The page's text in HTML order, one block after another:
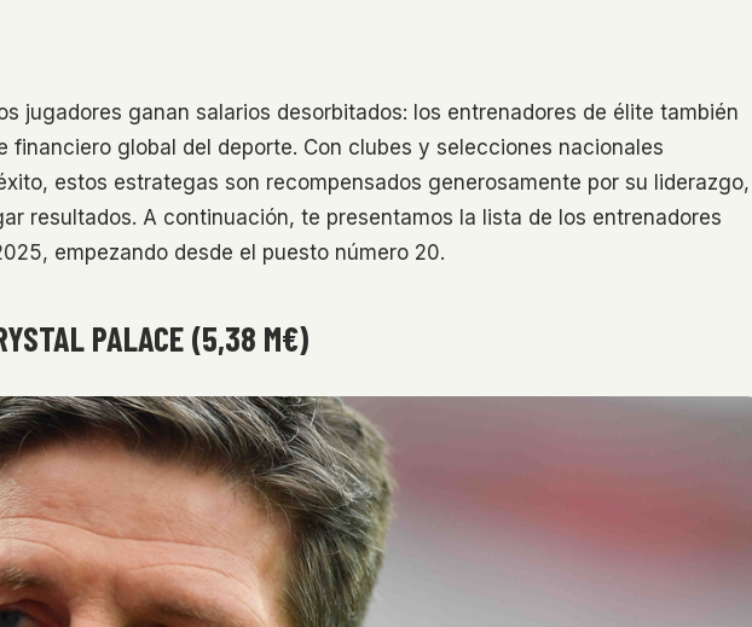
jugadores ganan salarios desorbitados: los entrenadores de élite también
financiero global del deporte. Con clubes y selecciones nacionales
estos estrategas son recompensados generosamente por su liderazgo,
resultados. A continuación, te presentamos la lista de los entrenadores
empezando desde el puesto número 20.
PALACE (5,38 M€)